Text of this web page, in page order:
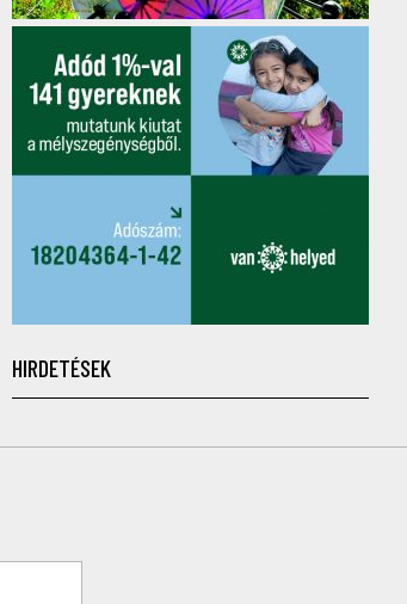
HIRDETÉSEK